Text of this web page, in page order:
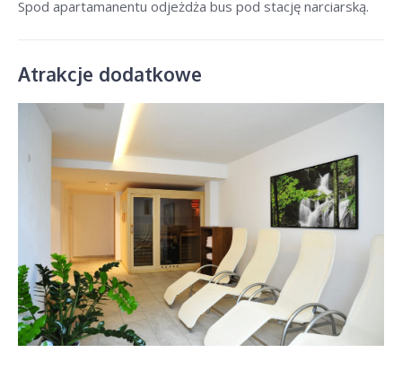
Spod apartamanentu odjeżdża bus pod stację narciarską.
Atrakcje dodatkowe